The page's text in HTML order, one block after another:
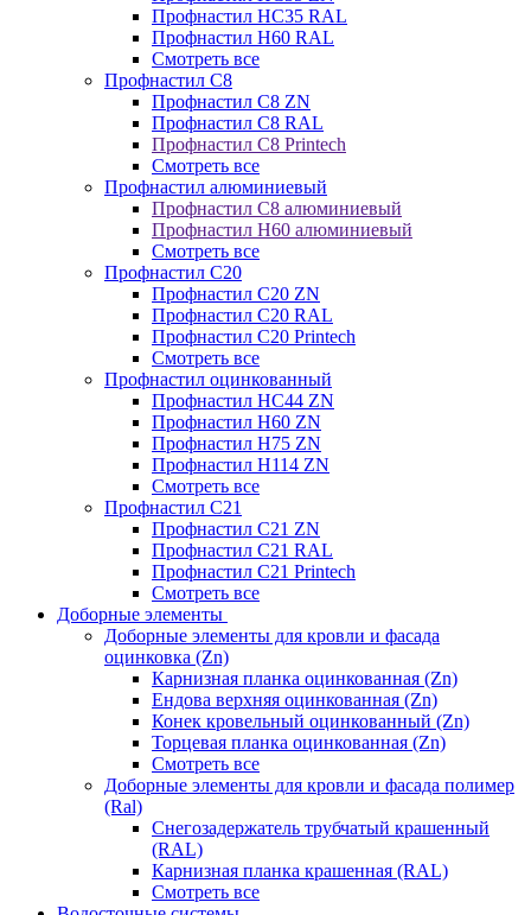
Профнастил НС35 RAL
Профнастил Н60 RAL
Смотреть все
Профнастил C8
Профнастил С8 ZN
Профнастил С8 RAL
Профнастил С8 Printech
Смотреть все
Профнастил алюминиевый
Профнастил С8 алюминиевый
Профнастил Н60 алюминиевый
Смотреть все
Профнастил C20
Профнастил С20 ZN
Профнастил С20 RAL
Профнастил С20 Printech
Смотреть все
Профнастил оцинкованный
Профнастил НС44 ZN
Профнастил Н60 ZN
Профнастил Н75 ZN
Профнастил Н114 ZN
Смотреть все
Профнастил C21
Профнастил С21 ZN
Профнастил С21 RAL
Профнастил С21 Printech
Смотреть все
Доборные элементы
Доборные элементы для кровли и фасада
оцинковка (Zn)
Карнизная планка оцинкованная (Zn)
Ендова верхняя оцинкованная (Zn)
Конек кровельный оцинкованный (Zn)
Торцевая планка оцинкованная (Zn)
Смотреть все
Доборные элементы для кровли и фасада полимер
(Ral)
Снегозадержатель трубчатый крашенный
(RAL)
Карнизная планка крашенная (RAL)
Смотреть все